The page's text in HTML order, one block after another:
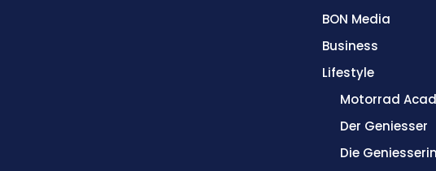
BON Media
Business
Lifestyle
Motorrad
Der Geniesser
Die Geniesserin